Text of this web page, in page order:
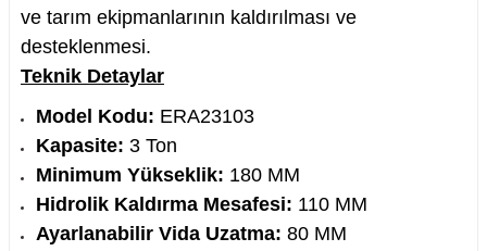
ve tarım ekipmanlarının kaldırılması ve
desteklenmesi.
Teknik Detaylar
Model Kodu: ERA23103
Kapasite: 3 Ton
Minimum Yükseklik: 180 MM
Hidrolik Kaldırma Mesafesi: 110 MM
Ayarlanabilir Vida Uzatma: 80 MM